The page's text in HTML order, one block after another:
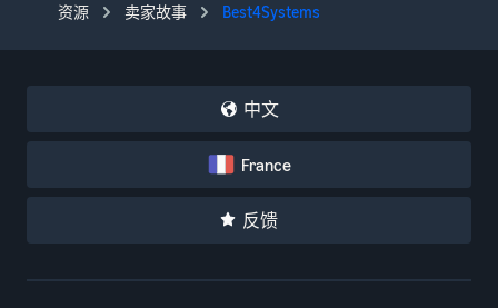
资源 卖家故事 Best4Systems
中文
France
反馈